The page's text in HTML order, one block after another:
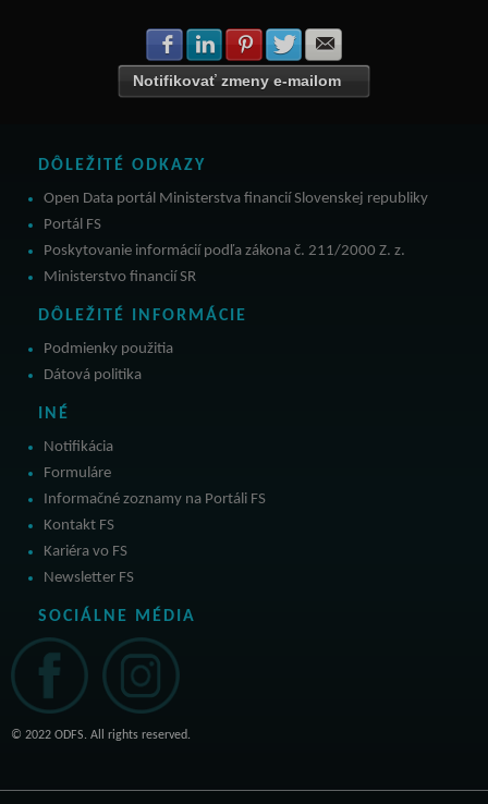
Zdielať na Facebook
Zdielať na LinkedIn
Zdielať na Pinterest
Zdielať na Twitter
Notifikovať zmeny e-mailom
DÔLEŽITÉ ODKAZY
Open Data portál Ministerstva financií Slovenskej republiky
Portál FS
Poskytovanie informácií podľa zákona č. 211/2000 Z. z.
Ministerstvo financií SR
DÔLEŽITÉ INFORMÁCIE
Podmienky použitia
Dátová politika
INÉ
Notifikácia
Formuláre
Informačné zoznamy na Portáli FS
Kontakt FS
Kariéra vo FS
Newsletter FS
SOCIÁLNE MÉDIA
© 2022 ODFS. All rights reserved.